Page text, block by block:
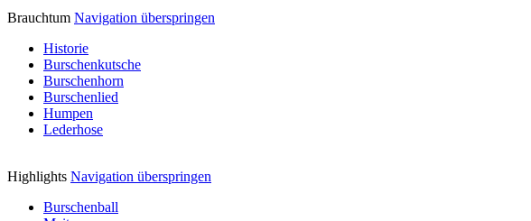
Brauchtum Navigation überspringen
Historie
Burschenkutsche
Burschenhorn
Burschenlied
Humpen
Lederhose
Highlights Navigation überspringen
Burschenball